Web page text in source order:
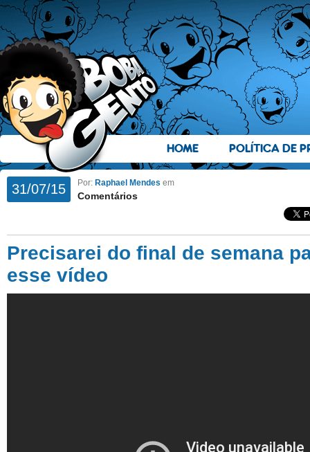
HOME POLÍTICA DE
31/07/15 Por: Raphael Mendes em
Comentários
Precisarei do final de semana
esse vídeo